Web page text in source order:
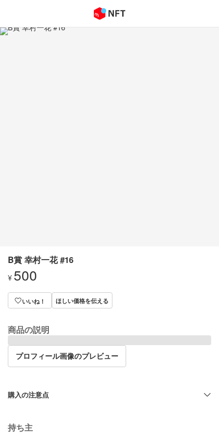
B賞 幸村一花 #16
¥ 500
いいね！ ほしい価格を伝える
商品の説明
プロフィール画像のプレビュー
購入の注意点
持ち主